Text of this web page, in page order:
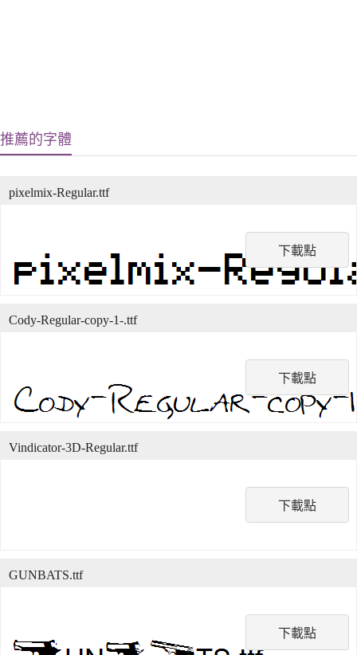
推薦的字體
下載點
pixelmix-Regular.ttf
下載點
Cody-Regular-copy-1-.ttf
下載點
Vindicator-3D-Regular.ttf
下載點
GUNBATS.ttf